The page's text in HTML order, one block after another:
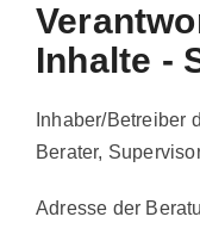
Inhalte -
Inhaber/Betreiber
Berater,
Adresse der